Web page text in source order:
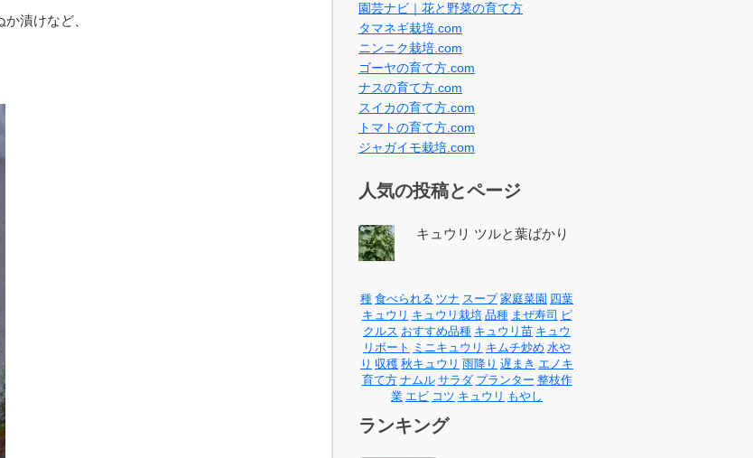
漬けなど、
園芸ナビ｜花と野菜の育て方
タマネギ栽培.com
ニンニク栽培.com
ゴーヤの育て方.com
ナスの育て方.com
スイカの育て方.com
トマトの育て方.com
ジャガイモ栽培.com
人気の投稿とページ
キュウリ ツルと葉ばかり
種 食べられる ツナ スープ 家庭菜園 四葉
キュウリ キュウリ栽培 品種 まぜ寿司 ピ
クルス おすすめ品種 キュウリ苗 キュウ
リボート ミニキュウリ キムチ炒め 水や
り 収穫 秋キュウリ 雨降り 遅まき エノキ
育て方 ナムル サラダ プランター 整枝作
業 エビ コツ キュウリ もやし
ランキング